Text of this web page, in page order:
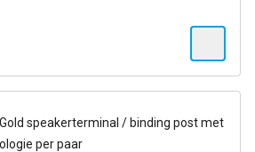
Gold speakerterminal / binding post met
per paar